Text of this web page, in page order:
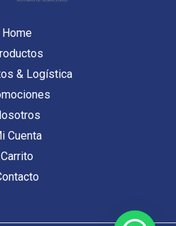
Home
& Logística
Cuenta
Carrito